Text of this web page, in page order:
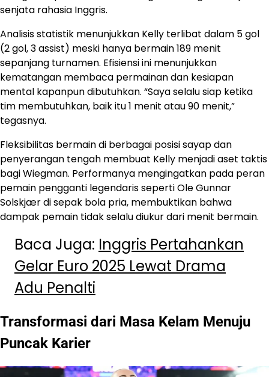
senjata rahasia Inggris.
Analisis statistik menunjukkan Kelly terlibat dalam 5 gol
(2 gol, 3 assist) meski hanya bermain 189 menit
sepanjang turnamen. Efisiensi ini menunjukkan
kematangan membaca permainan dan kesiapan
mental kapanpun dibutuhkan. “Saya selalu siap ketika
tim membutuhkan, baik itu 1 menit atau 90 menit,”
tegasnya.
Fleksibilitas bermain di berbagai posisi sayap dan
penyerangan tengah membuat Kelly menjadi aset taktis
bagi Wiegman. Performanya mengingatkan pada peran
pemain pengganti legendaris seperti Ole Gunnar
Solskjær di sepak bola pria, membuktikan bahwa
dampak pemain tidak selalu diukur dari menit bermain.
Baca Juga: Inggris Pertahankan
Gelar Euro 2025 Lewat Drama
Adu Penalti
Transformasi dari Masa Kelam Menuju
Puncak Karier